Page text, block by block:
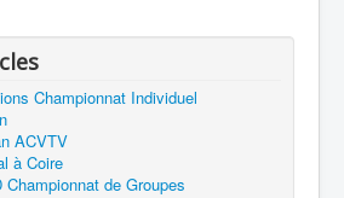
Championnat Individuel
ACVTV
à Coire
de Groupes